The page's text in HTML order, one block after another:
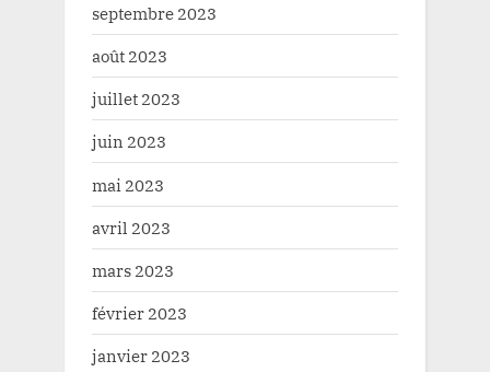
septembre 2023
août 2023
juillet 2023
juin 2023
mai 2023
avril 2023
mars 2023
février 2023
janvier 2023